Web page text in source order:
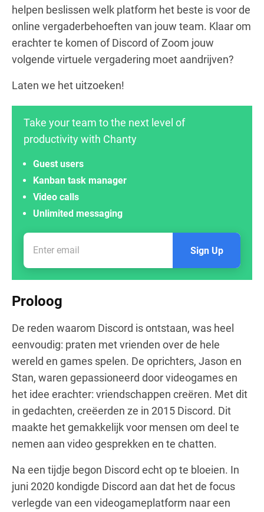
helpen beslissen welk platform het beste is voor de
online vergaderbehoeften van jouw team. Klaar om
erachter te komen of Discord of Zoom jouw
volgende virtuele vergadering moet aandrijven?
Laten we het uitzoeken!
Take your team to the next level of
productivity with Chanty
Unlimited messaging
Video calls
Kanban task manager
Guest users
Sign Up
Proloog
De reden waarom Discord is ontstaan, was heel
eenvoudig: praten met vrienden over de hele
wereld en games spelen. De oprichters, Jason en
Stan, waren gepassioneerd door videogames en
het idee erachter: vriendschappen creëren. Met dit
in gedachten, creëerden ze in 2015 Discord. Dit
maakte het gemakkelijk voor mensen om deel te
nemen aan video gesprekken en te chatten.
Na een tijdje begon Discord echt op te bloeien. In
juni 2020 kondigde Discord aan dat het de focus
verlegde van een videogameplatform naar een